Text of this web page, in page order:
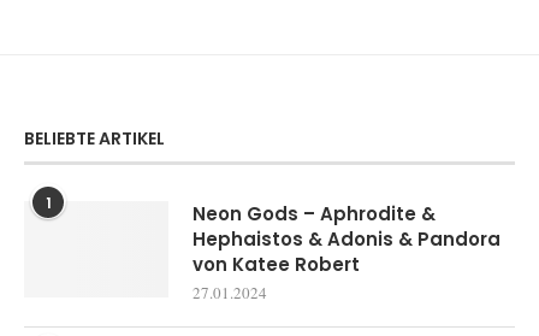
BELIEBTE ARTIKEL
1
Neon Gods – Aphrodite &
Hephaistos & Adonis & Pandora
von Katee Robert
27.01.2024